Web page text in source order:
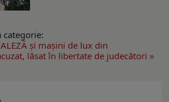
categorie:
şi maşini de lux din
lăsat în libertate de judecători »